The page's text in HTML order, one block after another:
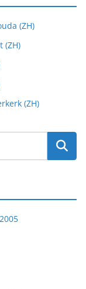
(ZH)
(ZH)
(ZH)